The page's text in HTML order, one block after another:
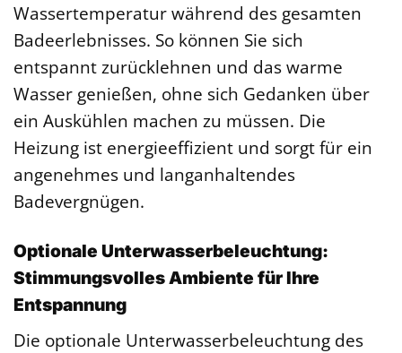
Wassertemperatur während des gesamten
Badeerlebnisses. So können Sie sich
entspannt zurücklehnen und das warme
Wasser genießen, ohne sich Gedanken über
ein Auskühlen machen zu müssen. Die
Heizung ist energieeffizient und sorgt für ein
angenehmes und langanhaltendes
Badevergnügen.
Optionale Unterwasserbeleuchtung:
Stimmungsvolles Ambiente für Ihre
Entspannung
Die optionale Unterwasserbeleuchtung des